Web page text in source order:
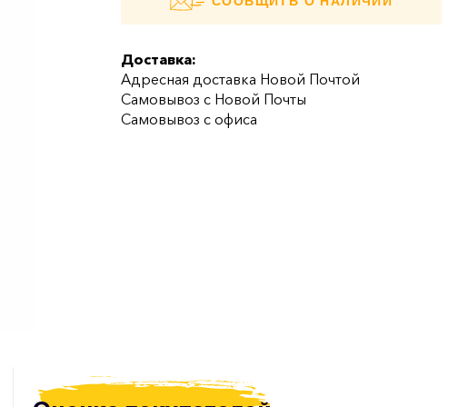
Доставка:
Адресная доставка Новой Почтой
Самовывоз с Новой Почты
Самовывоз с офиса